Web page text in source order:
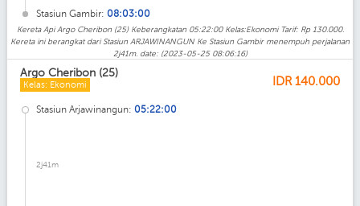
Stasiun Gambir: 08:03:00
Kereta Api Argo Cheribon (25) Keberangkatan 05:22:00 Kelas:Ekonomi Tarif: Rp 130.000.
Kereta ini berangkat dari Stasiun ARJAWINANGUN Ke Stasiun Gambir menempuh perjalanan
2j41m. date: (2023-05-25 08:06:16)
Argo Cheribon (25)
Kelas: Ekonomi IDR 140.000
Stasiun Arjawinangun: 05:22:00
2j41m